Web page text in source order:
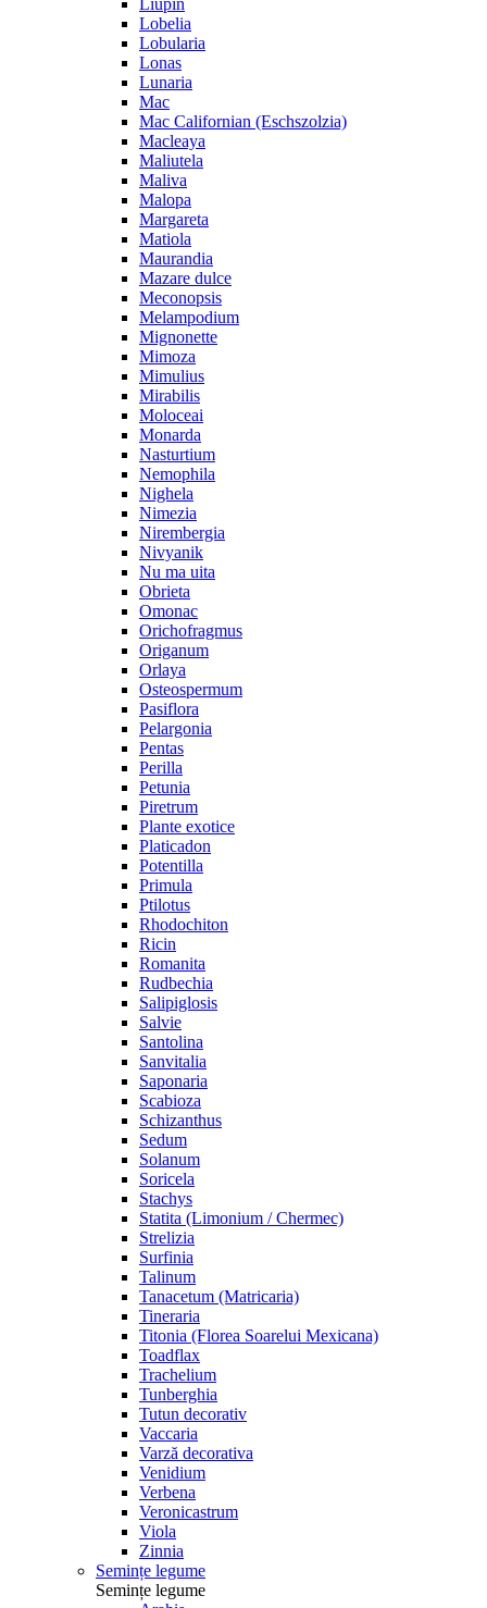
Liupin
Lobelia
Lobularia
Lonas
Lunaria
Mac
Mac Californian (Eschszolzia)
Macleaya
Maliutela
Maliva
Malopa
Margareta
Matiola
Maurandia
Mazare dulce
Meconopsis
Melampodium
Mignonette
Mimoza
Mimulius
Mirabilis
Moloceai
Monarda
Nasturtium
Nemophila
Nighela
Nimezia
Nirembergia
Nivyanik
Nu ma uita
Obrieta
Omonac
Orichofragmus
Origanum
Orlaya
Osteospermum
Pasiflora
Pelargonia
Pentas
Perilla
Petunia
Piretrum
Plante exotice
Platicadon
Potentilla
Primula
Ptilotus
Rhodochiton
Ricin
Romanita
Rudbechia
Salipiglosis
Salvie
Santolina
Sanvitalia
Saponaria
Scabioza
Schizanthus
Sedum
Solanum
Soricela
Stachys
Statita (Limonium / Chermec)
Strelizia
Surfinia
Talinum
Tanacetum (Matricaria)
Tineraria
Titonia (Florea Soarelui Mexicana)
Toadflax
Trachelium
Tunberghia
Tutun decorativ
Vaccaria
Varză decorativa
Venidium
Verbena
Veronicastrum
Viola
Zinnia
Semințe legume
Semințe legume